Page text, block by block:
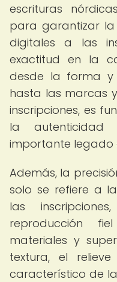
escrituras
para garantizar
digitales a las
exactitud en la
desde la forma y
hasta las marcas
inscripciones, es
la
importante legado
Además, la
solo se refiere a
las
reproducción
materiales y
textura, el
característico de